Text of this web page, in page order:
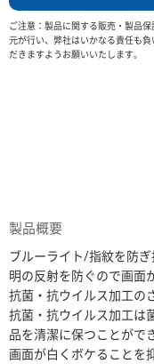
ご注意：製品に関する販売・製品
元が行い、弊社はいかなる責任も
だきますようお願いいたします。
製品概要
ブルーライト/指紋を防
明の反射を防ぐので画面
抗菌・抗ウイルス加工の
抗菌・抗ウイルス加工は
品を清潔に保つことがで
画面が白くボケることを